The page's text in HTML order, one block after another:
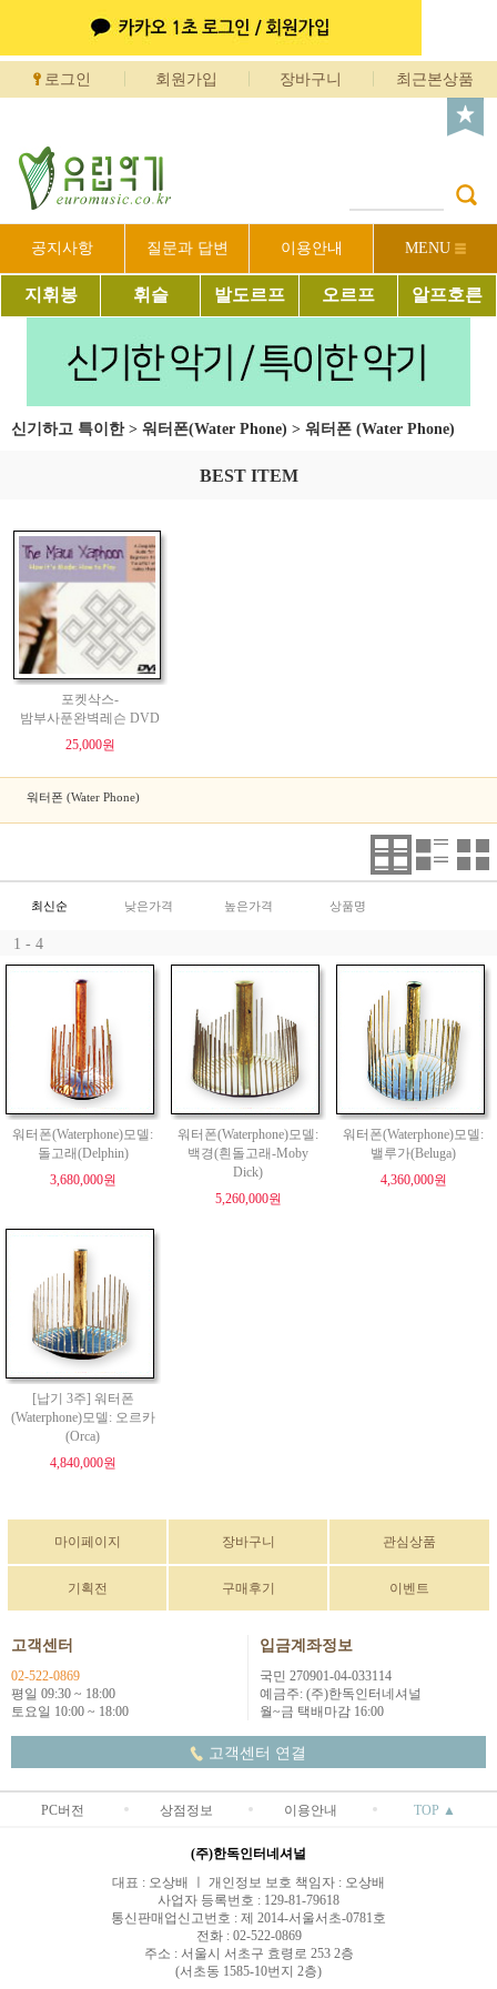
로그인 회원가입 장바구니 최근본상품
공지사항 질문과 답변 이용안내 MENU
지휘봉 휘슬 발도르프 오르프 알프호른
신기하고 특이한> 워터폰(Water Phone) > 워터폰 (Water Phone)
BEST ITEM
포켓삭스-
밤부사푼완벽레슨 DVD
25,000원
워터폰 (Water Phone)
최신순 낮은가격 높은가격 상품명
1 - 4
워터폰(Waterphone)모델:
돌고래(Delphin)
3,680,000원
워터폰(Waterphone)모델:
백경(흰돌고래-Moby
Dick)
5,260,000원
워터폰(Waterphone)모델:
밸루가(Beluga)
4,360,000원
[납기 3주] 워터폰
(Waterphone)모델: 오르카
(Orca)
4,840,000원
마이페이지 장바구니 관심상품
기획전 구매후기 이벤트
고객센터
02-522-0869
평일 09:30 ~ 18:00
토요일 10:00 ~ 18:00
입금계좌정보
국민 270901-04-033114
예금주: (주)한독인터네셔널
월~금 택배마감 16:00
고객센터 연결
PC버전 상점정보 이용안내 TOP ▲
(주)한독인터네셔널
대표 : 오상배 ㅣ 개인정보 보호 책임자 : 오상배
사업자 등록번호 : 129-81-79618
통신판매업신고번호 : 제 2014-서울서초-0781호
전화 : 02-522-0869
주소 : 서울시 서초구 효령로 253 2층
(서초동 1585-10번지 2층)